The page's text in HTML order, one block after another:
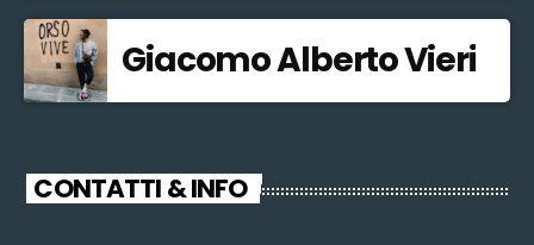
Giacomo Alberto Vieri
CONTATTI & INFO